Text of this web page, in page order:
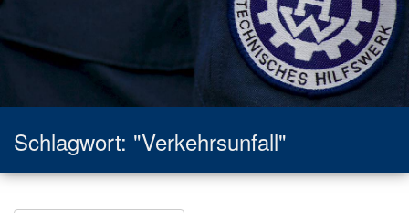
Schlagwort: "Verkehrsunfall"